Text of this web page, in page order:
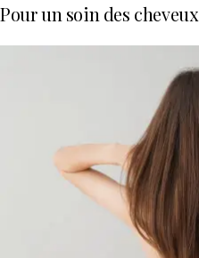
Pour un soin des cheveux